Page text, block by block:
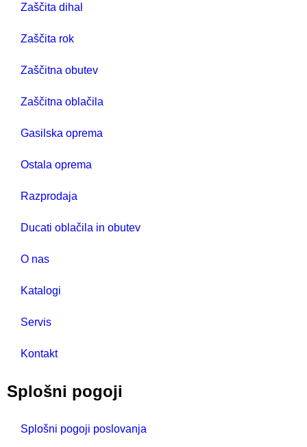
Zaščita dihal
Zaščita rok
Zaščitna obutev
Zaščitna oblačila
Gasilska oprema
Ostala oprema
Razprodaja
Ducati oblačila in obutev
O nas
Katalogi
Servis
Kontakt
Splošni pogoji
Splošni pogoji poslovanja